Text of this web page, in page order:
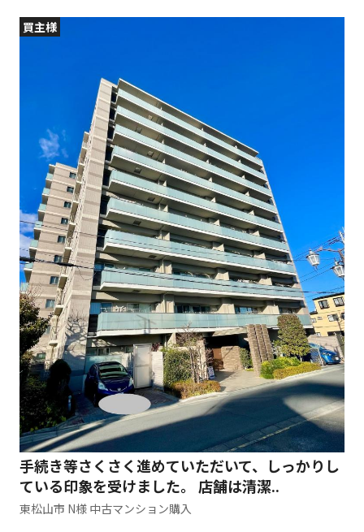
買主様
手続き等さくさく進めていただいて、しっかりし
ている印象を受けました。 店舗は清潔..
東松山市 N様 中古マンション購入